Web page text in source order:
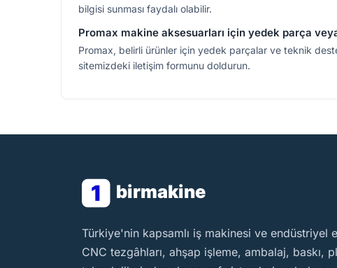
bilgisi sunması faydalı olabilir.
Promax makine aksesuarları için yedek parça
Promax, belirli ürünler için yedek parçalar ve teknik
sitemizdeki iletişim formunu doldurun.
1 birmakine
BirMakine
Türkiye'nin kapsamlı iş makinesi ve
CNC tezgâhları, ahşap işleme, ambalaj, baskı,